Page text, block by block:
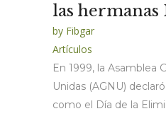
las
by Fibgar
Artículos
En 1999, la Asamblea
Unidas (AGNU)
como el Día de la